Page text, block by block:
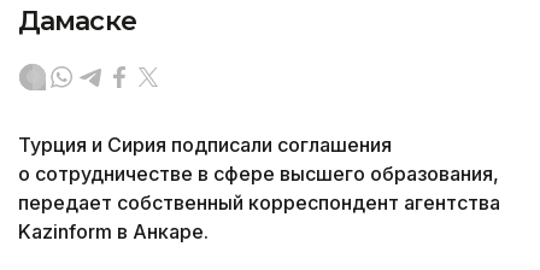
Дамаске
Турция и Сирия подписали соглашения
о сотрудничестве в сфере высшего образования,
передает собственный корреспондент агентства
Kazinform в Анкаре.